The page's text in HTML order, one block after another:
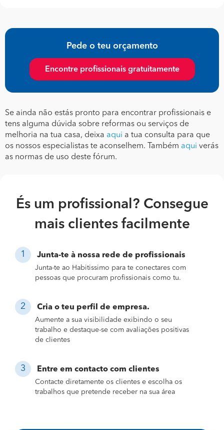
Pede o teu orçamento
Encontre profissionais gratuitamente
Se ainda não estás pronto para encontrar profissionais e
tens alguma dúvida sobre reformas ou serviços de
melhoria na tua casa, deixa aqui a tua consulta para que
os nossos especialistas te aconselhem. Também aqui verás
as normas de uso deste fórum.
És um profissional? Consegue
mais clientes facilmente
Junta-te à nossa rede de profissionais
Junta-te ao Habitissimo para te conectares com
pessoas que procuram profissionais como tu.
Cria o teu perfil de empresa.
Aumente a sua visibilidade exibindo o seu
trabalho e destaque-se com avaliações positivas
de clientes
Entre em contacto com clientes
Contacte diretamente os clientes e escolha os
trabalhos que pretende receber na sua área